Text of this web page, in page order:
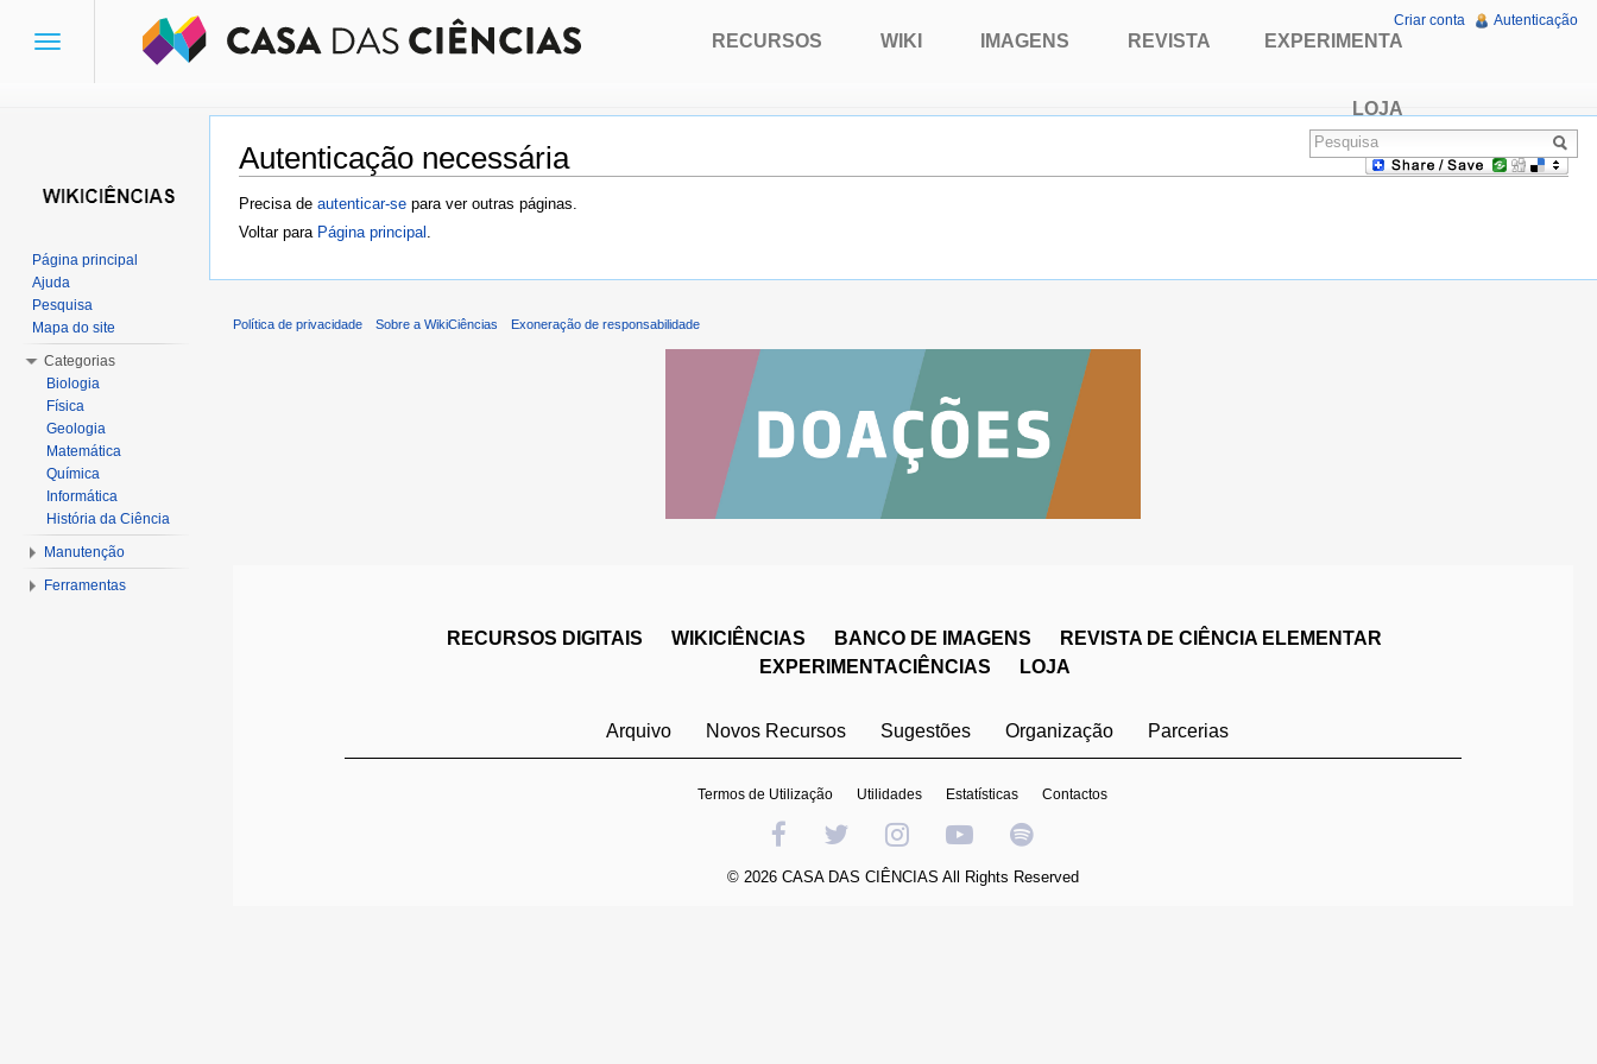
Autenticação necessária
Ir para:navegação,pesquisa
Precisa de autenticar-se para ver outras páginas.
Voltar para Página principal
Toggle
RECURSOS WIKI IMAGENS REVISTA EXPERIMENTA
LOJA
Criar conta Autenticação
Página principal
Ajuda
Pesquisa
Mapa do site
Categorias
Biologia
Física
Geologia
Matemática
Química
Informática
História da Ciência
Manutenção
Ferramentas
Política de privacidade Sobre a WikiCiências Exoneração de responsabilidade
RECURSOS DIGITAIS WIKICIÊNCIAS BANCO DE IMAGENS
REVISTA DE CIÊNCIA ELEMENTAR
EXPERIMENTACIÊNCIAS
LOJA
Arquivo Novos Recursos Sugestões Organização Parcerias
Termos de Utilização Utilidades Estatísticas Contactos
© 2026 CASA DAS CIÊNCIAS All Rights Reserved